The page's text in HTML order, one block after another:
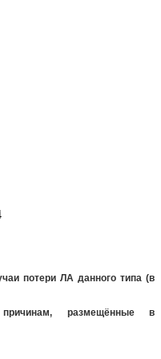
потери ЛА данного типа (в
размещённые в